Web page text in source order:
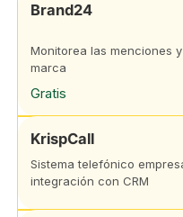
Brand24
Monitorea las menciones
marca
Gratis
KrispCall
Sistema telefónico
integración con CRM